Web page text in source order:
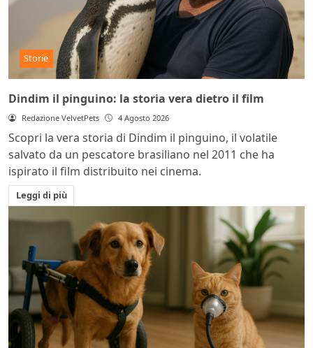
Storie
Dindim il pinguino: la storia vera dietro il film
Redazione VelvetPets 4 Agosto 2026
Scopri la vera storia di Dindim il pinguino, il volatile
salvato da un pescatore brasiliano nel 2011 che ha
ispirato il film distribuito nei cinema.
Leggi di più